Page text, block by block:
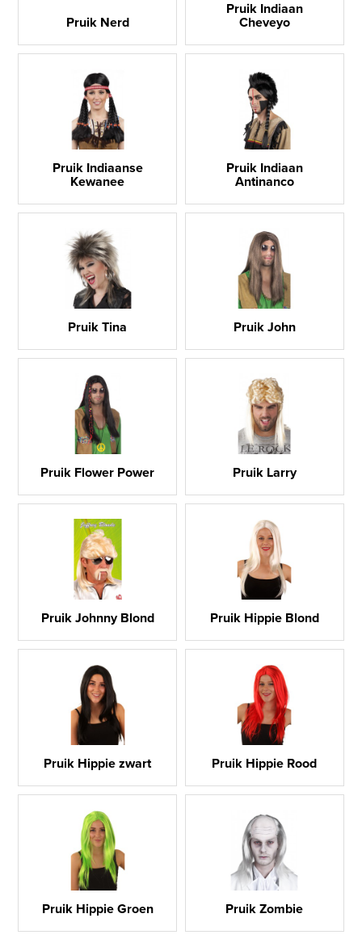
Pruik Nerd
Pruik Indiaan
Cheveyo
Pruik Indiaanse
Kewanee
Pruik Indiaan
Antinanco
Pruik Tina Pruik John
Pruik Flower Power Pruik Larry
Pruik Johnny Blond Pruik Hippie Blond
Pruik Hippie zwart Pruik Hippie Rood
Pruik Hippie Groen Pruik Zombie